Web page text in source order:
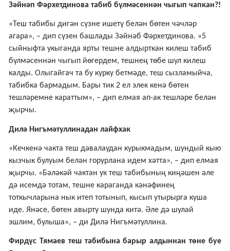
Зәйнәп Фәрхетдинова табиб бүлмәсеннән чыгып чапкан?!
«Теш табибы дигән сүзне ишетү белән бөтен чәчләр
агара», – дип сүзен башлады Зәйнәб Фәрхетдинова. «5
сыйныфта укыганда ярты тешне алдырткан килеш табиб
бүлмәсеннән чыгып йөгердем, тешнең төбе шул килеш
калды. Олыгайгач та бу курку бетмәде, теш сызламыйча,
табибка бармадым. Бары тик 2 ел элек кенә бөтен
тешләремне караттым», – дип елмая ап-ак тешләре белән
җырчы.
Дилә Нигъмәтуллинадан лайфхак
«Кечкенә чакта теш дәвалаудан курыкмадым, шундый кыю
кызчык булуым белән горурлана идем хәтта», – дип елмая
җырчы. «Бәләкәй чактан ук теш табибының киңәшен әле
дә исемдә тотам, тешне караганда кәнәфинең
тоткычларына нык итеп тотынып, кысып утырырга куша
иде. Янәсе, бөтен авырту шунда китә. Әле дә шулай
эшлим, булыша», – ди Дилә Нигъмәтуллина.
Фирдүс Тямаев теш табибына барыр алдыннан төне буе